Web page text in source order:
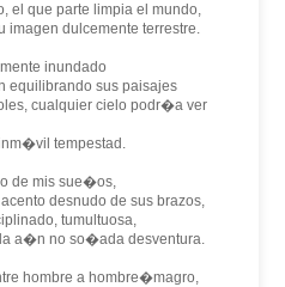
el que parte limpia el mundo,
dulcemente terrestre.
inundado
equilibrando sus paisajes
cualquier cielo podr�a ver
tempestad.
de mis sue�os,
desnudo de sus brazos,
tumultuosa,
a�n no so�ada desventura.
hombre a hombre�magro,